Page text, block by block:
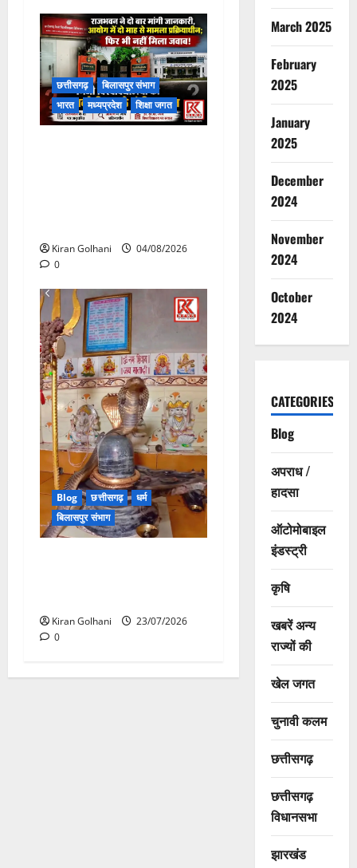
छत्तीसगढ़
बिलासपुर संभाग
भारत
मध्यप्रदेश शिक्षा जगत
Kiran Golhani
04/08/2026
0
Blog छत्तीसगढ़
धर्म
बिलासपुर संभाग
Kiran Golhani
23/07/2026
0
March 2025
February
2025
January
2025
December
2024
November
2024
October
2024
CATEGORIES
Blog
अपराध /
हादसा
ऑटोमोबाइल
इंडस्ट्री
कृषि
खबरें अन्य
राज्यों की
खेल जगत
चुनावी कलम
छत्तीसगढ़
छत्तीसगढ़
विधानसभा
झारखंड